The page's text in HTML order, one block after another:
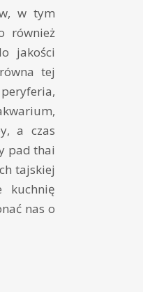
w tym
również
jakości
tej
a czas
pad thai
tajskiej
kuchnię
nas o